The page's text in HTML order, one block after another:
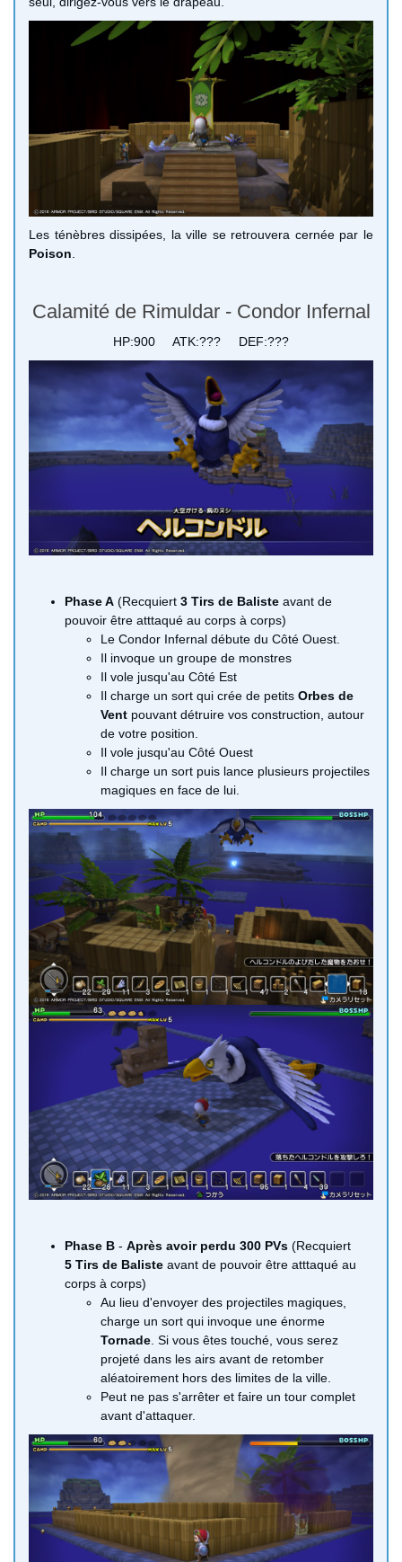
Les ténèbres dissipées, la ville se retrouvera cernée par le
Poison
Calamité de Rimuldar - Condor Infernal
HP:900 ATK:??? DEF:???
Phase A (Recquiert 3 Tirs de Baliste avant de
pouvoir être atttaqué au corps à corps)
Le Condor Infernal débute du Côté Ouest.
Il invoque un groupe de monstres
Il vole jusqu'au Côté Est
Il charge un sort qui crée de petits Orbes de
Vent pouvant détruire vos construction, autour
de votre position.
Il vole jusqu'au Côté Ouest
Il charge un sort puis lance plusieurs projectiles
magiques en face de lui.
Phase B - Après avoir perdu 300 PVs (Recquiert
5 Tirs de Baliste avant de pouvoir être atttaqué au
corps à corps)
Au lieu d'envoyer des projectiles magiques,
charge un sort qui invoque une énorme
Tornade. Si vous êtes touché, vous serez
projeté dans les airs avant de retomber
aléatoirement hors des limites de la ville.
Peut ne pas s'arrêter et faire un tour complet
avant d'attaquer.